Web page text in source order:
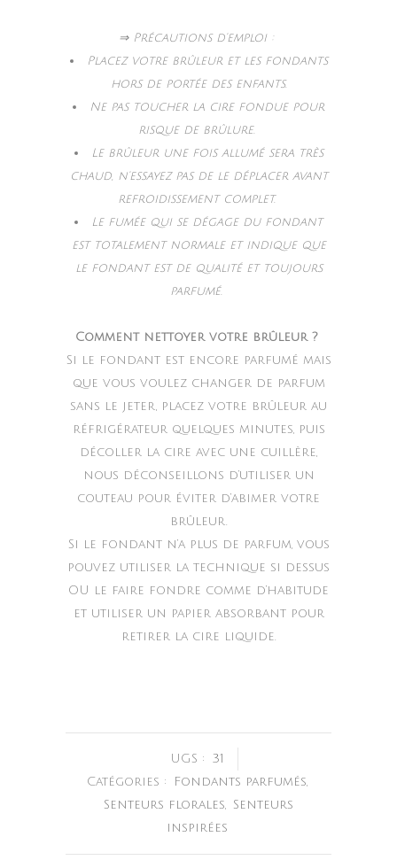
⇒ Précautions d’emploi :
Placez votre brûleur et les fondants
hors de portée des enfants.
Ne pas toucher la cire fondue pour
risque de brûlure.
Le brûleur une fois allumé sera très
chaud, n’essayez pas de le déplacer avant
refroidissement complet.
Le fumée qui se dégage du fondant
est totalement normale et indique que
le fondant est de qualité et toujours
parfumé.
Comment nettoyer votre brûleur ?
Si le fondant est encore parfumé mais
que vous voulez changer de parfum
sans le jeter, placez votre brûleur au
réfrigérateur quelques minutes, puis
décoller la cire avec une cuillère,
nous déconseillons d’utiliser un
couteau pour éviter d’abimer votre
brûleur.
Si le fondant n’a plus de parfum, vous
pouvez utiliser la technique si dessus
OU le faire fondre comme d’habitude
et utiliser un papier absorbant pour
retirer la cire liquide.
UGS :
31
Catégories :
Fondants parfumés,
Senteurs florales, Senteurs
inspirées